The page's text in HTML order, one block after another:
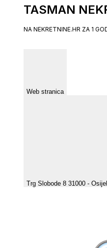
TASMAN
NA NEKRETNINE.HR ZA 1
Web stranica
Trg Slobode 8 31000 -